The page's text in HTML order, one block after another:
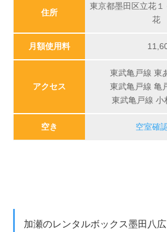
住所
東京都墨田区立花
花
月額使用料
アクセス
東武亀戸線 東
東武亀戸線 亀
東武亀戸線 小
空き 空室確
加瀬のレンタルボックス墨田八広